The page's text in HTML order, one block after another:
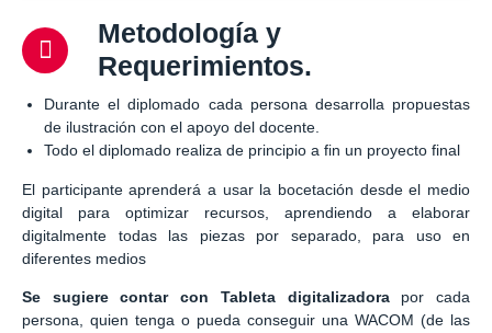
Metodología y
Requerimientos.
Durante el diplomado cada persona desarrolla propuestas
de ilustración con el apoyo del docente.
Todo el diplomado realiza de principio a fin un proyecto final
El participante aprenderá a usar la bocetación desde el medio
digital para optimizar recursos, aprendiendo a elaborar
digitalmente todas las piezas por separado, para uso en
diferentes medios
Se sugiere contar con Tableta digitalizadorapor cada
persona, quien tenga o pueda conseguir una WACOM (de las